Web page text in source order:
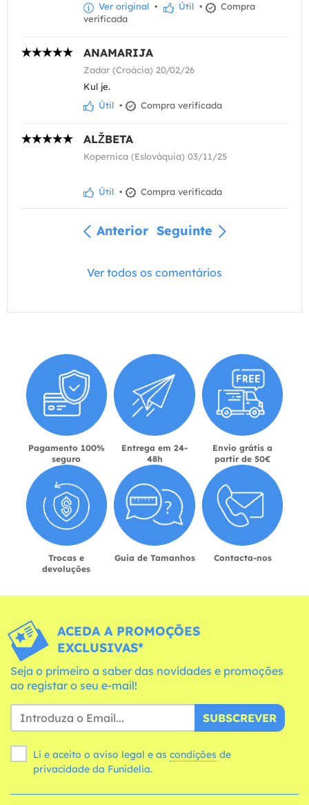
Ver original • Útil •
Compra
verificada
ANAMARIJA
Zadar (Croácia) 20/02/26
Kul je.
Útil • Compra verificada
ALŽBETA
Kopernica (Eslováquia) 03/11/25
Útil • Compra verificada
Anterior Seguinte
Ver todos os comentários
Pagamento 100%
seguro
Entrega em 24-
48h
Envio grátis a
partir de 50€
Trocas e
devoluções
Guia de Tamanhos Contacta-nos
ACEDA A PROMOÇÕES
EXCLUSIVAS*
Seja o primeiro a saber das novidades e promoções
ao registar o seu e-mail!
SUBSCREVER
Li e aceito o aviso legal e as condições
privacidade da Funidelia.